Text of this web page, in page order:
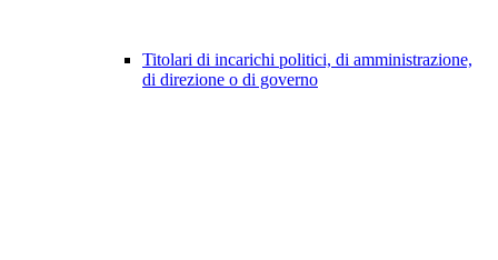
Titolari di incarichi politici, di amministrazione,
di direzione o di governo